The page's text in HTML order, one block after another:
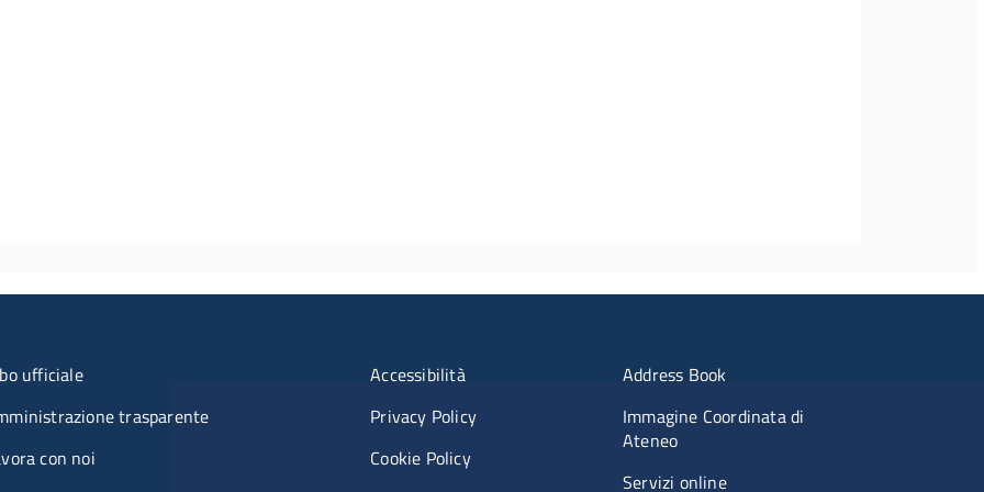
organizzazione
ufficiale
trasparente
con noi
Menù riferimenti
Accessibilità
Privacy Policy
Cookie Policy
Menu portale
Address Book
Immagine Coordinata di
Ateneo
Servizi online